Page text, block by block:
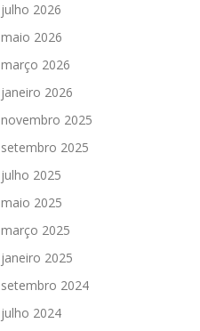
julho 2026
maio 2026
março 2026
janeiro 2026
novembro 2025
setembro 2025
julho 2025
maio 2025
março 2025
janeiro 2025
setembro 2024
julho 2024